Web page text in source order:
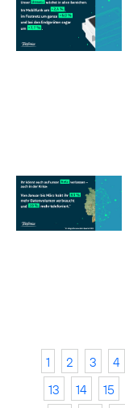
1 2 3 4
13
14 15